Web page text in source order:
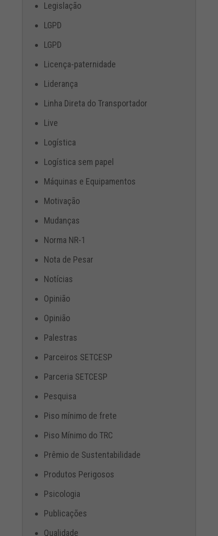
Legislação
LGPD
LGPD
Licença-paternidade
Liderança
Linha Direta do Transportador
Live
Logística
Logística sem papel
Máquinas e Equipamentos
Motivação
Mudanças
Norma NR-1
Nota de Pesar
Notícias
Opinião
Opinião
Palestras
Parceiros SETCESP
Parceria SETCESP
Pesquisa
Piso mínimo de frete
Piso Mínimo do TRC
Prêmio de Sustentabilidade
Produtos Perigosos
Psicologia
Publicações
Qualidade